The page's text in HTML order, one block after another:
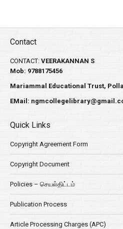
Contact
CONTACT: VEERAKANNAN S
Mob: 9788175456
Mariammal Educational Trust,
EMail:
Quick Links
Copyright Agreement Form
Copyright Document
Policies – செயல்திட்டம்
Publication Process
Article Processing Charges (APC)